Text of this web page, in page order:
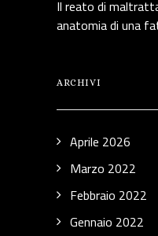
Il reato di
anatomia di una
ARCHIVI
Aprile 2026
Marzo 2022
Febbraio 2022
Gennaio 2022